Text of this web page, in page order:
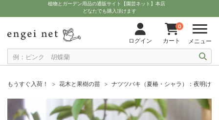
植物とガーデン用品の通販サイト【園芸ネット】本店
どなたでも購入頂けます
ログイン
0
カート メニュー
もうすぐ入荷！ 花木と果樹の苗 ナツツバキ（夏椿・シャラ）：夜明け